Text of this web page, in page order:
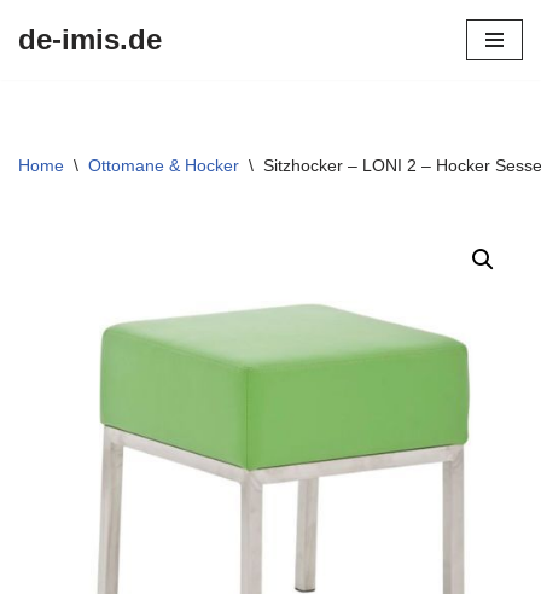
de-imis.de
Home \ Ottomane & Hocker \ Sitzhocker – LONI 2 – Hocker